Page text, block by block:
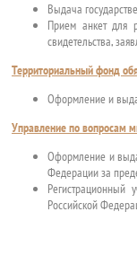
Выдача
Прием анкет для
свидетельства,
Территориальный фонд
Оформление и
Управление по вопросам
Оформление и
Федерации за
Российской